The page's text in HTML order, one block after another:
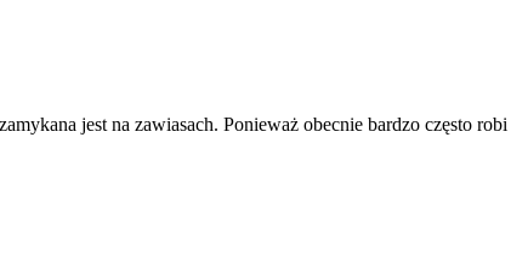
jest na zawiasach. Ponieważ obecnie bardzo często robi